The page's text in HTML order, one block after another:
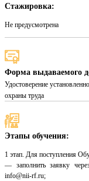
Стажировка:
Не предусмотрена
Форма выдаваемого
Удостоверение
охраны труда
Этапы обучения:
1 этап. Для поступления
— заполнить заявку
info@nii-rf.ru;